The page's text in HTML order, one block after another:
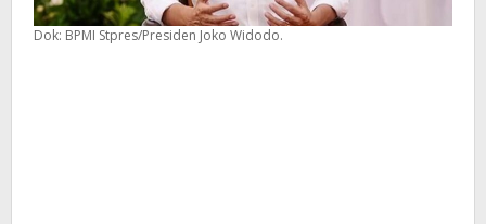
Dok: BPMI Stpres/Presiden Joko Widodo.